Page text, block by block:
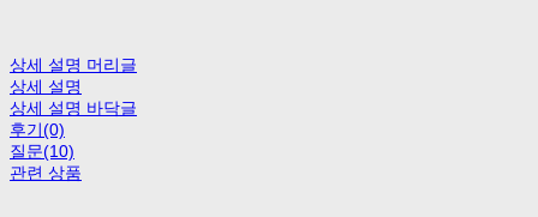
상세 설명 머리글
상세 설명
상세 설명 바닥글
후기(0)
질문(10)
관련 상품